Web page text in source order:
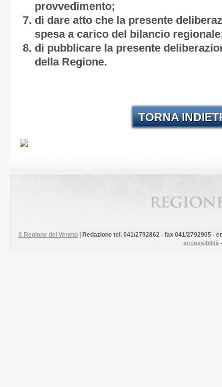
provvedimento;
di dare atto che la presente
spesa a carico del bilancio
di pubblicare la presente
della Regione.
TORNA
© Regione del Veneto
| Redazione tel. 041/2792862 - fax 041/2792905 -
accessibilità